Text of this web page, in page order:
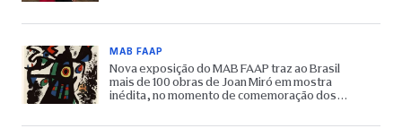
MAB FAAP
Nova exposição do MAB FAAP traz ao Brasil
mais de 100 obras de Joan Miró em mostra
inédita, no momento de comemoração dos